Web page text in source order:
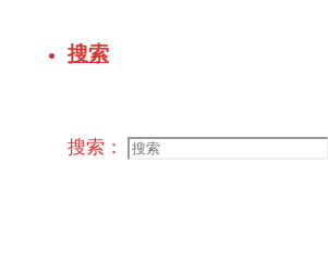
搜索
搜索：